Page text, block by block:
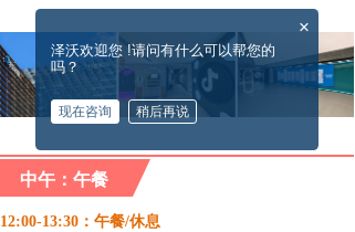
中午：午餐
12:00-13:30：午餐/休息
×
泽沃欢迎您 !请问有什么可以帮您的
吗？
现在咨询 稍后再说